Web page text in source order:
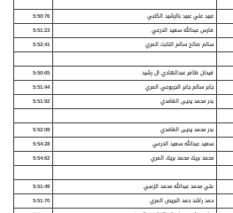
عبيد علي عبيد بالرشيد الكتبي
5:50:76
فارس عبدالله سعيد الدرعي
5:51:23
سالم صالح سالم النابت المري 5:52:41
فيحان ظافر عبدالهادي ال رشيد
5:50:65
جابر سالم جابر الجربوعي المري
5:51:44
بدر محمد يحيى الغامدي 5:51:92
بدر محمد يحيى الغامدي
5:52:08
سعيد عبدالله سعيد الدرعي
5:54:28
محمد بريك محمد بريك المري 5:54:62
علي محمد عبدالله محمد الزعبي
5:51:49
حمد راشد حمد البريص المري
5:51:70